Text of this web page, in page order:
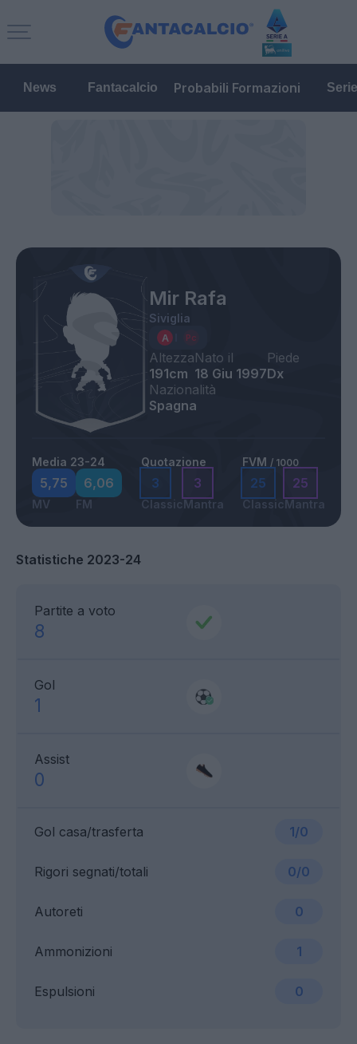
News Fantacalcio Probabili Formazioni
Mir Rafa
Siviglia
Altezza
191cm
Nato il
18 Giu 1997
Piede
Dx
Nazionalità
Spagna
Media 23-24
5,75
MV
6,06
FM
Quotazione
3
Classic
3
Mantra
FVM / 1000
25
Classic
25
Mantra
Statistiche 2023-24
Partite a voto
8
Gol
1
Assist
0
Gol casa/trasferta 1/0
Ammonizioni 1
Rigori segnati/totali 0/0
Espulsioni 0
Autoreti 0